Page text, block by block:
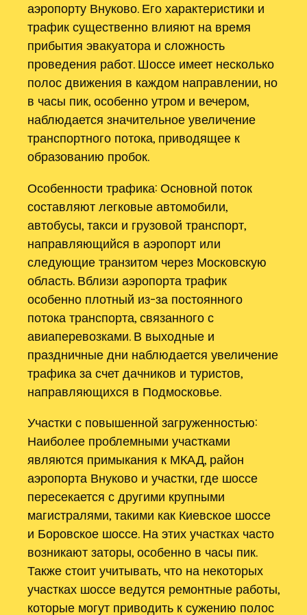
аэропорту Внуково. Его характеристики и
трафик существенно влияют на время
прибытия эвакуатора и сложность
проведения работ. Шоссе имеет несколько
полос движения в каждом направлении, но
в часы пик, особенно утром и вечером,
наблюдается значительное увеличение
транспортного потока, приводящее к
образованию пробок.
Особенности трафика: Основной поток
составляют легковые автомобили,
автобусы, такси и грузовой транспорт,
направляющийся в аэропорт или
следующие транзитом через Московскую
область. Вблизи аэропорта трафик
особенно плотный из-за постоянного
потока транспорта, связанного с
авиаперевозками. В выходные и
праздничные дни наблюдается увеличение
трафика за счет дачников и туристов,
направляющихся в Подмосковье.
Участки с повышенной загруженностью:
Наиболее проблемными участками
являются примыкания к МКАД, район
аэропорта Внуково и участки, где шоссе
пересекается с другими крупными
магистралями, такими как Киевское шоссе
и Боровское шоссе. На этих участках часто
возникают заторы, особенно в часы пик.
Также стоит учитывать, что на некоторых
участках шоссе ведутся ремонтные работы,
которые могут приводить к сужению полос